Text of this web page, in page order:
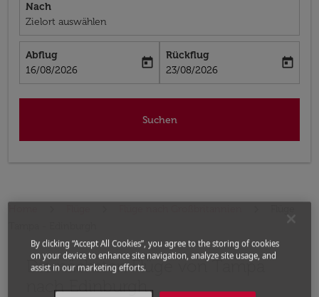
Nach
Zielort auswählen
Abflug
fc-booking-departure-date-aria-label
16/08/2026
today
Rückflug
fc-booking-return-date-aria-label
23/08/2026
today
Suchen
Die nächsten Flüge von Tampa
nach Edinburgh
Bitte ändern Sie Ihre gewünschte Route (Abflugort
By clicking “Accept All Cookies”, you agree to the storing of cookies
on your device to enhance site navigation, analyze site usage, and
assist in our marketing efforts.